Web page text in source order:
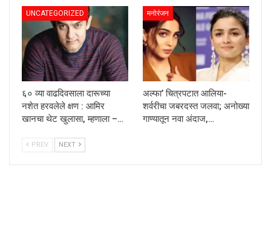
UNCATEGORIZED
६० व्या वाढदिवसाला दारूच्या
नशेत हरवलेले क्षण : आमिर
खानचा थेट खुलासा, म्हणाला –…
मनोरंजन
अल्फा’ चित्रपटात आलिया-
शर्वरीचा जबरदस्त जलवा; अनोख्या
गाण्यातून नवा अंदाज,…
PREV NEXT